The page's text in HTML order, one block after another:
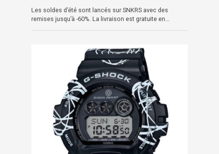
Les soldes d’été sont lancés sur SNKRS avec des
remises jusqu’à -60%. La livraison est gratuite en…